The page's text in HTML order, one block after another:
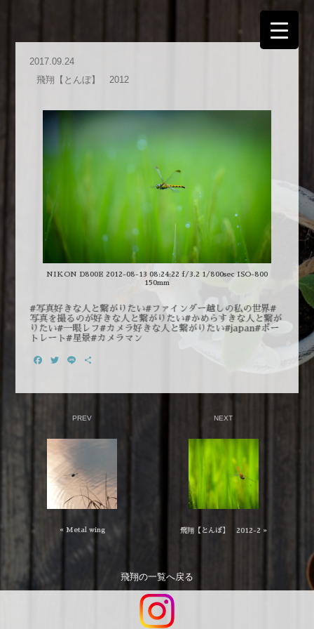
2017.09.24
飛翔【とんぼ】 2012
NIKON D800E 2012-08-13 08:24:22 f/3.2 1/800sec ISO-800
150mm
#写真好きな人と繋がりたい#ファインダー越しの私の世界#
写真を撮るのが好きな人と繋がりたい#かめらすきな人と繋が
りたい#一眼レフ#カメラ好きな人と繋がりたい#japan#ポー
トレート#星景#カメラマン
Facebook
Twitter
Line
PREV
« Metal wing
NEXT
飛翔【とんぼ】 2012-2 »
飛翔の一覧へ戻る